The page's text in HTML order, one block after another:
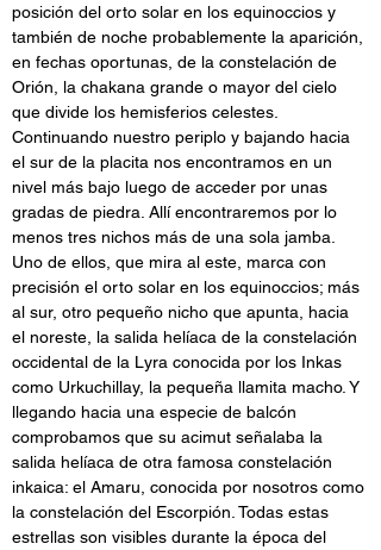
posición del orto solar en los equinoccios y
también de noche probablemente la aparición,
en fechas oportunas, de la constelación de
Orión, la chakana grande o mayor del cielo
que divide los hemisferios celestes.
Continuando nuestro periplo y bajando hacia
el sur de la placita nos encontramos en un
nivel más bajo luego de acceder por unas
gradas de piedra. Allí encontraremos por lo
menos tres nichos más de una sola jamba.
Uno de ellos, que mira al este, marca con
precisión el orto solar en los equinoccios; más
al sur, otro pequeño nicho que apunta, hacia
el noreste, la salida helíaca de la constelación
occidental de la Lyra conocida por los Inkas
como Urkuchillay, la pequeña llamita macho. Y
llegando hacia una especie de balcón
comprobamos que su acimut señalaba la
salida helíaca de otra famosa constelación
inkaica: el Amaru, conocida por nosotros como
la constelación del Escorpión. Todas estas
estrellas son visibles durante la época del